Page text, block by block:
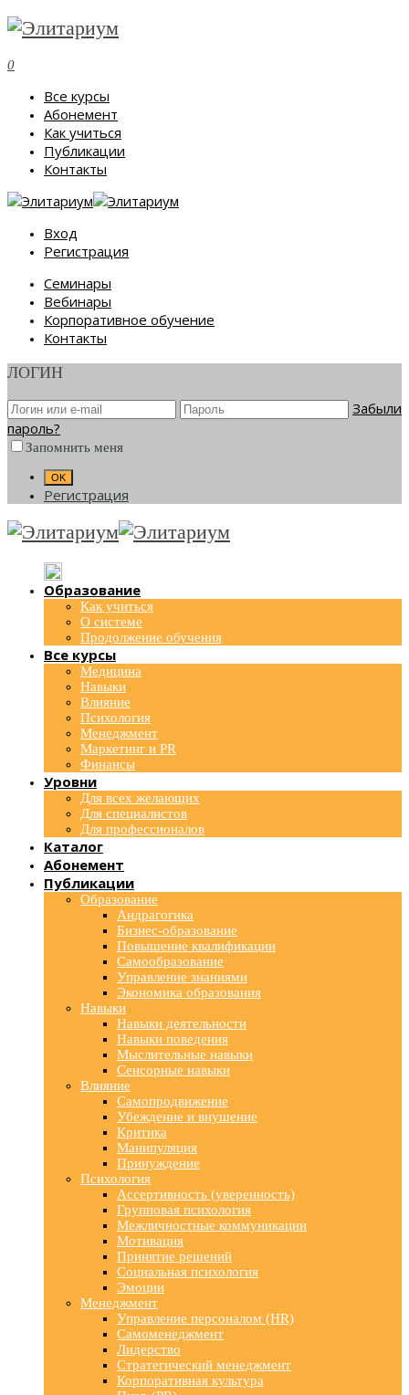
0
Все курсы
Абонемент
Как учиться
Публикации
Контакты
Вход
Регистрация
Семинары
Вебинары
Корпоративное обучение
Контакты
ЛОГИН
Забыли
пароль?
Запомнить меня
Регистрация
Образование
Как учиться
О системе
Продолжение обучения
Все курсы
Медицина
Навыки
Влияние
Психология
Менеджмент
Маркетинг и PR
Финансы
Уровни
Для всех желающих
Для специалистов
Для профессионалов
Каталог
Абонемент
Публикации
Образование
Андрагогика
Бизнес-образование
Повышение квалификации
Самообразование
Управление знаниями
Экономика образования
Навыки
Навыки деятельности
Навыки поведения
Мыслительные навыки
Сенсорные навыки
Влияние
Самопродвижение
Убеждение и внушение
Критика
Манипуляция
Принуждение
Психология
Ассертивность (уверенность)
Групповая психология
Межличностные коммуникации
Мотивация
Принятие решений
Социальная психология
Эмоции
Менеджмент
Управление персоналом (HR)
Самоменеджмент
Лидерство
Стратегический менеджмент
Корпоративная культура